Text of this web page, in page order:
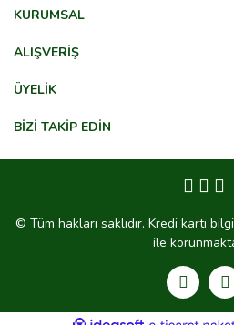
KURUMSAL
ALIŞVERİŞ
ÜYELİK
BİZİ TAKİP EDİN
© Tüm hakları saklıdır. Kredi kartı
ile